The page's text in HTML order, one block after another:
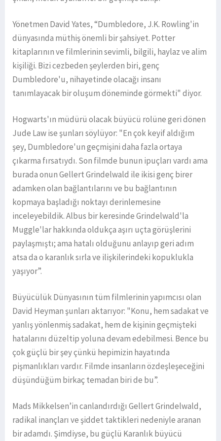
Yönetmen David Yates, “Dumbledore, J.K. Rowling'in
dünyasında müthiş önemli bir şahsiyet. Potter
kitaplarının ve filmlerinin sevimli, bilgili, haylaz ve alim
kişiliği. Bizi cezbeden şeylerden biri, genç
Dumbledore'u, nihayetinde olacağı insanı
tanımlayacak bir oluşum döneminde görmekti" diyor.
Hogwarts'ın müdürü olacak büyücü rolüne geri dönen
Jude Law ise şunları söylüyor: "En çok keyif aldığım
şey, Dumbledore'un geçmişini daha fazla ortaya
çıkarma fırsatıydı. Son filmde bunun ipuçları vardı ama
burada onun Gellert Grindelwald ile ikisi genç birer
adamken olan bağlantılarını ve bu bağlantının
kopmaya başladığı noktayı derinlemesine
inceleyebildik. Albus bir keresinde Grindelwald'la
Muggle'lar hakkında oldukça aşırı uçta görüşlerini
paylaşmıştı; ama hatalı olduğunu anlayıp geri adım
atsa da o karanlık sırla ve ilişkilerindeki kopuklukla
yaşıyor”.
Büyücülük Dünyasının tüm filmlerinin yapımcısı olan
David Heyman şunları aktarıyor: "Konu, hem sadakat ve
yanlış yönlenmiş sadakat, hem de kişinin geçmişteki
hatalarını düzeltip yoluna devam edebilmesi. Bence bu
çok güçlü bir şey çünkü hepimizin hayatında
pişmanlıkları vardır. Filmde insanların özdeşleşeceğini
düşündüğüm birkaç temadan biri de bu”.
Mads Mikkelsen’in canlandırdığı Gellert Grindelwald,
radikal inançları ve şiddet taktikleri nedeniyle aranan
bir adamdı. Şimdiyse, bu güçlü Karanlık büyücü